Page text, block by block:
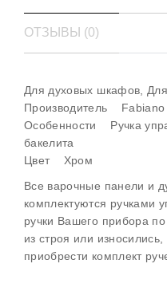
ОТЗЫВЫ (0)
Для духовых шкафов,
Производитель Fabiano
Особенности Ручка
бакелита
Цвет Хром
Все варочные панели и
комплектуются ручками
ручки Вашего прибора
из строя или
приобрести комплект